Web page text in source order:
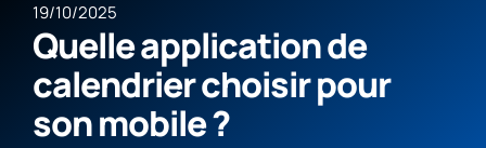
19/10/2025
Quelle application de
calendrier choisir pour
son mobile ?